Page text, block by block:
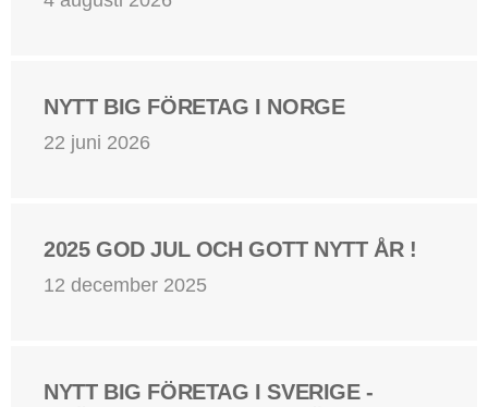
NYTT BIG FÖRETAG I NORGE
22 juni 2026
2025 GOD JUL OCH GOTT NYTT ÅR !
12 december 2025
NYTT BIG FÖRETAG I SVERIGE -